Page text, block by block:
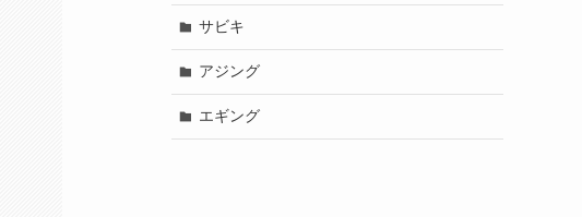
サビキ
アジング
エギング